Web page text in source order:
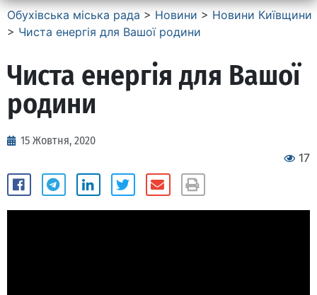
Обухівська міська рада > Новини > Новини Київщини
> Чиста енергія для Вашої родини
Чиста енергія для Вашої
родини
15 Жовтня, 2020
17